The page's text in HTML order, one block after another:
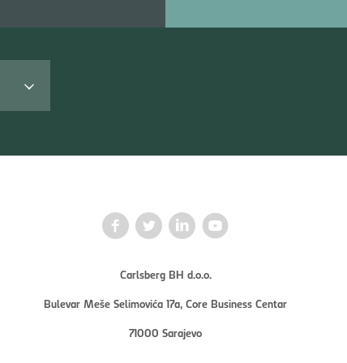
Carlsberg BH d.o.o.
Bulevar Meše Selimovića 17a, Core Business Centar
71000 Sarajevo